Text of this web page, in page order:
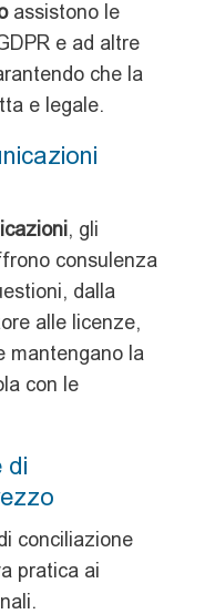
assistono le
e ad altre
che la
e legale.
, gli
consulenza
dalla
alle licenze,
mantengano la
con le
di
conciliazione
pratica ai